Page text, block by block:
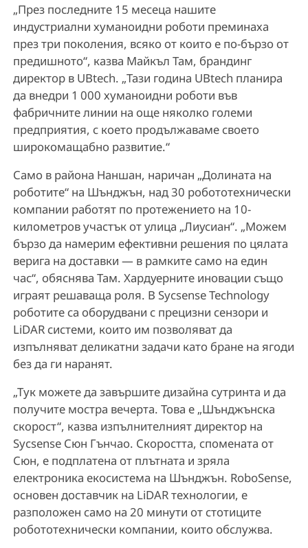
„През последните 15 месеца нашите
индустриални хуманоидни роботи преминаха
през три поколения, всяко от които е по-бързо от
предишното“, казва Майкъл Там, брандинг
директор в UBtech. „Тази година UBtech планира
да внедри 1 000 хуманоидни роботи във
фабричните линии на още няколко големи
предприятия, с което продължаваме своето
широкомащабно развитие.“
Само в района Наншан, наричан „Долината на
роботите“ на Шънджън, над 30 робототехнически
компании работят по протежението на 10-
километров участък от улица „Лиусиан“. „Можем
бързо да намерим ефективни решения по цялата
верига на доставки — в рамките само на един
час“, обяснява Там. Хардуерните иновации също
играят решаваща роля. В Sycsense Technology
роботите са оборудвани с прецизни сензори и
LiDAR системи, които им позволяват да
изпълняват деликатни задачи като бране на ягоди
без да ги наранят.
„Тук можете да завършите дизайна сутринта и да
получите мостра вечерта. Това е „Шънджънска
скорост“, казва изпълнителният директор на
Sycsense Сюн Гънчао. Скоростта, спомената от
Сюн, е подплатена от плътната и зряла
електроника екосистема на Шънджън. RoboSense,
основен доставчик на LiDAR технологии, е
разположен само на 20 минути от стотиците
робототехнически компании, които обслужва.